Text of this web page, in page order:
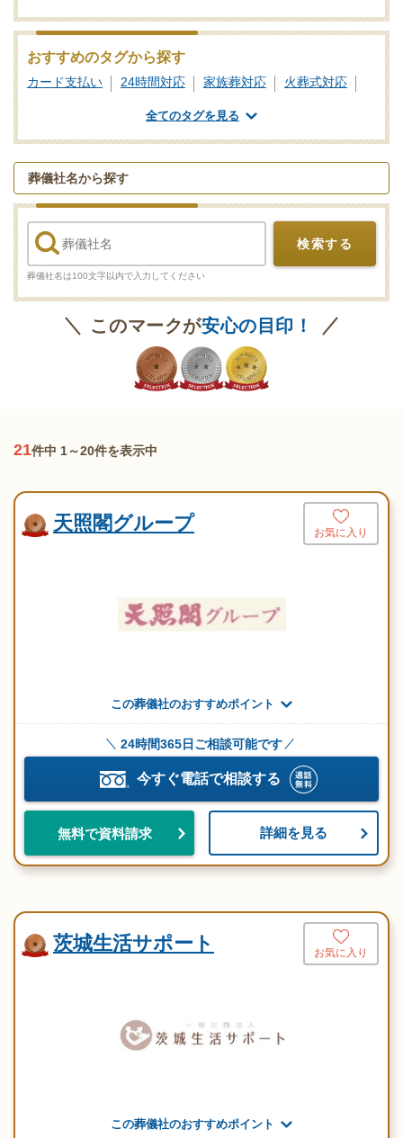
おすすめのタグから探す
カード支払い 24時間対応 家族葬対応
火葬式対応
社葬対応
業界団体加盟
葬祭ディレクター
ご遺体あずかり 専用斎場あり
全てのタグを見る
葬儀社名から探す
検索する
葬儀社名は100文字以内で入力してください
このマークが安心の目印！
21件中 1～20件を表示中
天照閣グループ お気に入り
この葬儀社のおすすめポイント
24時間365日ご相談可能です
今すぐ電話で相談する
無料で資料請求 詳細を見る
茨城生活サポート お気に入り
この葬儀社のおすすめポイント